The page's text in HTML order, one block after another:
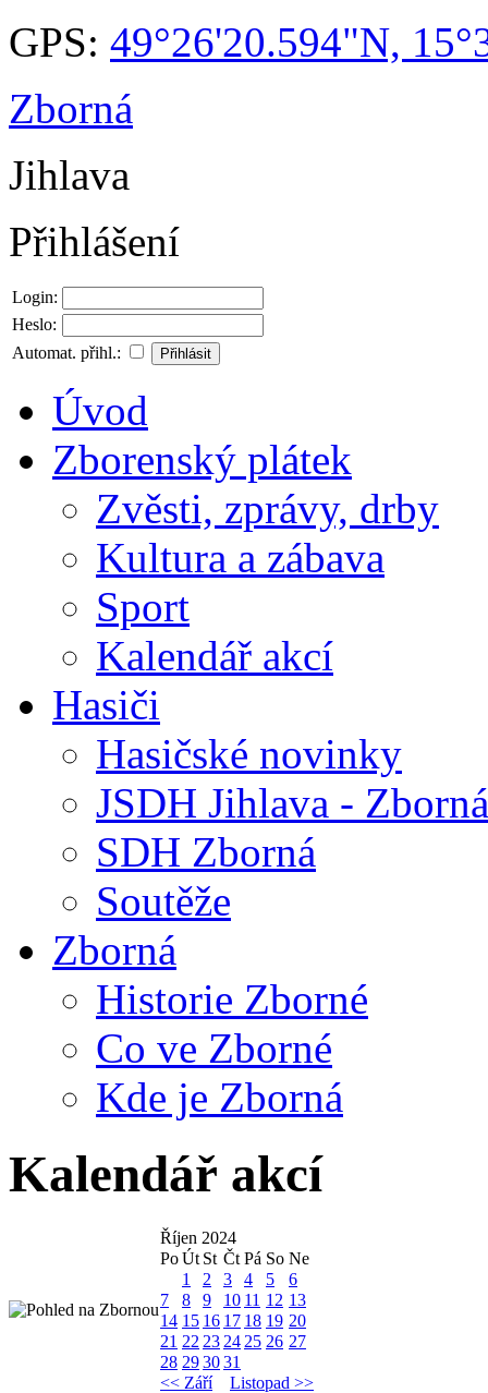
GPS: 49°26'20.594"N,
Zborná
Jihlava
Přihlášení
Login:
Heslo:
Automat. přihl.:
Úvod
Zborenský plátek
Zvěsti, zprávy, drby
Kultura a zábava
Sport
Kalendář akcí
Hasiči
Hasičské novinky
JSDH Jihlava - Zborná
SDH Zborná
Soutěže
Zborná
Historie Zborné
Co ve Zborné
Kde je Zborná
Kalendář akcí
Říjen 2024
PoÚt St Čt Pá So Ne
1
2 3 4 5
6
7
8 9 10 11 12 13
14 15 16 17 18 19 20
21 22 23 24 25 26 27
28 293031
<< Září
Listopad >>